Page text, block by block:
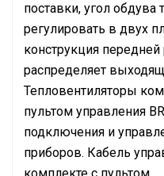
поставки, угол
регулировать в двух
конструкция
распределяет
Тепловентиляторы
пультом управления
подключения и
приборов. Кабель